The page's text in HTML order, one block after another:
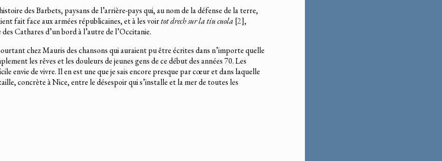
des Barbets, paysans de l’arrière-pays qui, au nom de la défense de la terre,
fait face aux armées républicaines, et à les voirtot drech sur la tiu cuola [2],
Cathares d’un bord à l’autre de l’Occitanie.
chez Mauris des chansons qui auraient pu être écrites dans n’importe quelle
les rêves et les douleurs de jeunes gens de ce début des années 70. Les
envie de vivre. Il en est une que je sais encore presque par cœur et dans laquelle
concrète à Nice, entre le désespoir qui s’installe et la mer de toutes les